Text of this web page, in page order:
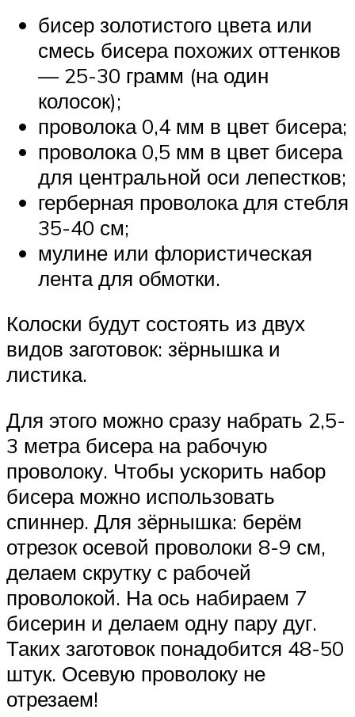
бисер золотистого цвета или
смесь бисера похожих оттенков
— 25-30 грамм (на один
колосок);
проволока 0,4 мм в цвет бисера;
проволока 0,5 мм в цвет бисера
для центральной оси лепестков;
герберная проволока для стебля
35-40 см;
мулине или флористическая
лента для обмотки.
Колоски будут состоять из двух
видов заготовок: зёрнышка и
листика.
Для этого можно сразу набрать 2,5-
3 метра бисера на рабочую
проволоку. Чтобы ускорить набор
бисера можно использовать
спиннер. Для зёрнышка: берём
отрезок осевой проволоки 8-9 см,
делаем скрутку с рабочей
проволокой. На ось набираем 7
бисерин и делаем одну пару дуг.
Таких заготовок понадобится 48-50
штук. Осевую проволоку не
отрезаем!